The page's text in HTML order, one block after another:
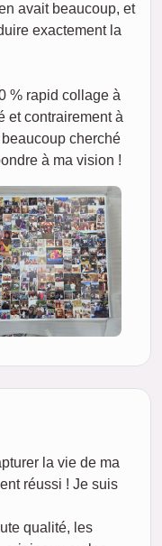
avait beaucoup, et
exactement la
% rapid collage à
et contrairement à
cherché
à ma vision !
la vie de ma
réussi ! Je suis
qualité, les